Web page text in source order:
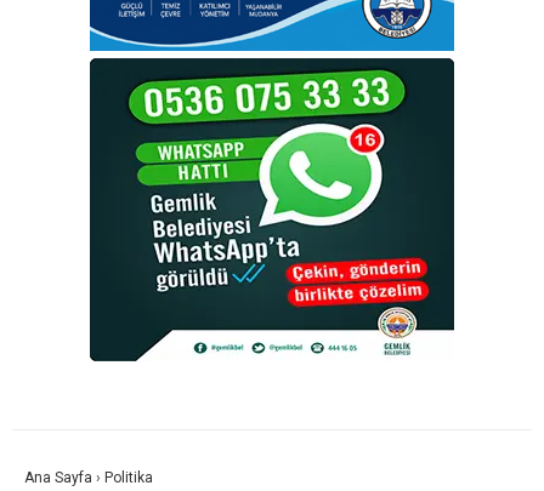
Ana Sayfa › Politika